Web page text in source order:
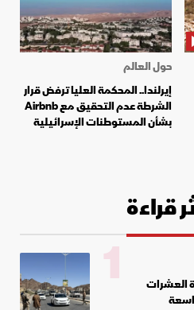
حول العالم
إيرلندا.. المحكمة العليا ترفض قرار
الشرطة عدم التحقيق مع Airbnb
بشأن المستوطنات الإسرائيلية
قراءة
العشرات
1